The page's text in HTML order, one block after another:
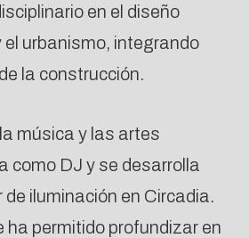
en el diseño
urbanismo, integrando
la construcción.
música y las artes
como DJ y se desarrolla
iluminación en Circadia.
ha permitido profundizar en